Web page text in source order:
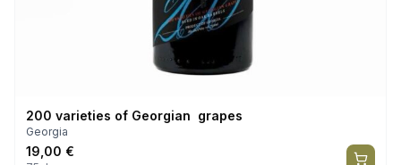
200 varieties of Georgian grapes
Georgia
19,00 €